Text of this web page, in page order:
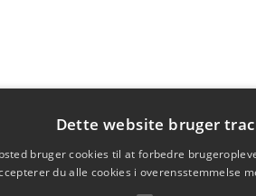
Dette website bruger
bruger cookies til at forbedre
du alle cookies i overensstemmelse